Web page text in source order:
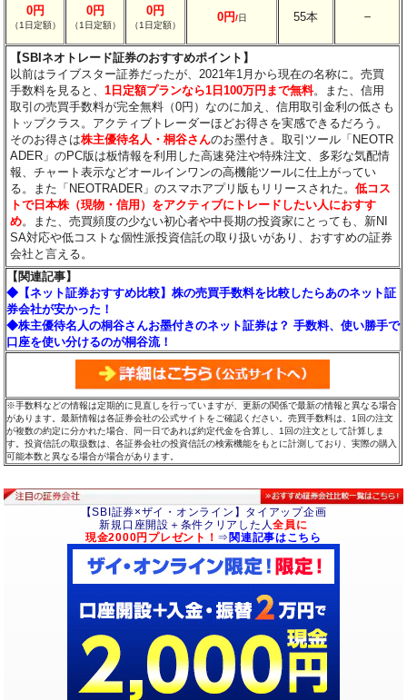
0円
（1日定額）
0円
（1日定額）
0円
（1日定額）
0円/日 55本 －
【SBIネオトレード証券のおすすめポイント】
以前はライブスター証券だったが、2021年1月から現在の名称に。売買
手数料を見ると、1日定額プランなら1日100万円まで無料。また、信用
取引の売買手数料が完全無料（0円）なのに加え、信用取引金利の低さも
トップクラス。アクティブトレーダーほどお得さを実感できるだろう。
そのお得さは株主優待名人・桐谷さんのお墨付き。取引ツール「NEOTR
ADER」のPC版は板情報を利用した高速発注や特殊注文、多彩な気配情
報、チャート表示などオールインワンの高機能ツールに仕上がってい
る。また「NEOTRADER」のスマホアプリ版もリリースされた。低コス
トで日本株（現物・信用）をアクティブにトレードしたい人におすす
め。また、売買頻度の少ない初心者や中長期の投資家にとっても、新NI
SA対応や低コストな個性派投資信託の取り扱いがあり、おすすめの証券
会社と言える。
【関連記事】
◆【ネット証券おすすめ比較】株の売買手数料を比較したらあのネット証
券会社が安かった！
◆株主優待名人の桐谷さんお墨付きのネット証券は？ 手数料、使い勝手で
口座を使い分けるのが桐谷流！
※手数料などの情報は定期的に見直しを行っていますが、更新の関係で最新の情報と異なる場合
があります。最新情報は各証券会社の公式サイトをご確認ください。売買手数料は、1回の注文
が複数の約定に分かれた場合、同一日であれば約定代金を合算し、1回の注文として計算しま
す。投資信託の取扱数は、各証券会社の投資信託の検索機能をもとに計測しており、実際の購入
可能本数と異なる場合が場合があります。
【SBI証券×ザイ・オンライン】タイアップ企画
新規口座開設＋条件クリアした人全員に
現金2000円プレゼント！ ⇒ 関連記事はこちら